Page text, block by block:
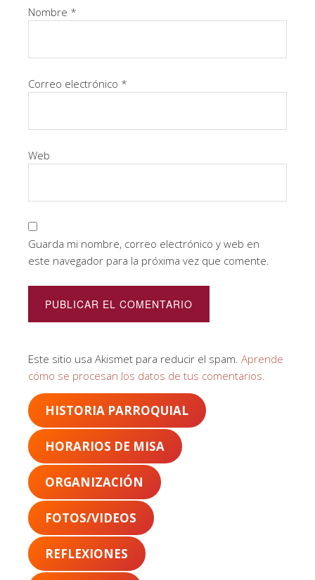
Nombre *
Correo electrónico *
Web
Guarda mi nombre, correo electrónico y web en
este navegador para la próxima vez que comente.
Este sitio usa Akismet para reducir el spam. Aprende
cómo se procesan los datos de tus comentarios.
HISTORIA PARROQUIAL
HORARIOS DE MISA
ORGANIZACIÓN
FOTOS/VIDEOS
REFLEXIONES